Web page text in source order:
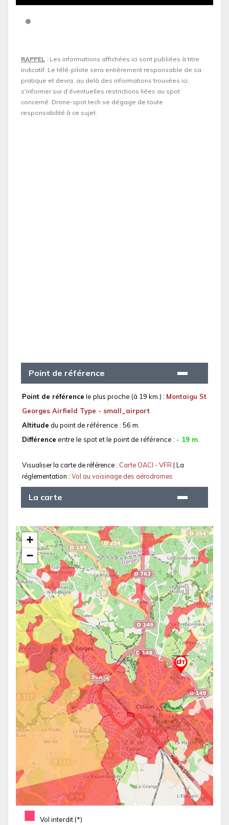
RAPPEL : Les informations affichées ici sont publiées à titre
indicatif. Le télé-pilote sera entièrement responsable de sa
pratique et devra, au delà des informations trouvées ici,
s'informer sur d’éventuelles restrictions liées au spot
concerné. Drone-spot.tech se dégage de toute
responsabilité à ce sujet.
Point de référence
Point de référence le plus proche (à 19 km.) : Montaigu St
Georges Airfield Type - small_airport
Altitude du point de référence : 56 m.
Différence entre le spot et le point de référence : - 19 m.
Visualiser la carte de référence : Carte OACI - VFR| La
réglementation : Vol au voisinage des aérodromes
La carte
■ Vol interdit (*)